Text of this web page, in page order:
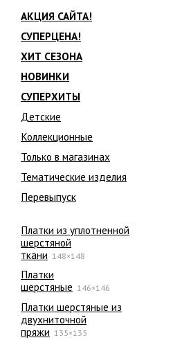
АКЦИЯ САЙТА!
СУПЕРЦЕНА!
ХИТ СЕЗОНА
НОВИНКИ
СУПЕРХИТЫ
Детские
Коллекционные
Только в магазинах
Тематические изделия
Перевыпуск
Платки из уплотненной
шерстяной
ткани 148×148
Платки
шерстяные 146×146
Платки шерстяные из
двухниточной
пряжи 135×135